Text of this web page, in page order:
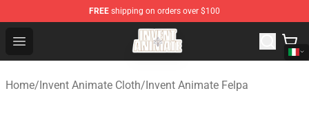
FREE shipping on orders over $100
Open menu
Invent Animate Shop - Official Invent Animate
Home/Invent Animate Cloth/Invent Animate Felpa